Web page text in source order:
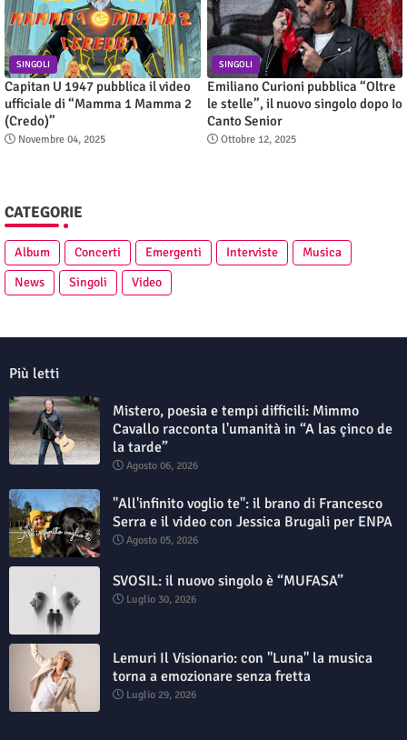
SINGOLI
Capitan U 1947 pubblica il video
ufficiale di “Mamma 1 Mamma 2
(Credo)”
Novembre 04, 2025
SINGOLI
Emiliano Curioni pubblica “Oltre
le stelle”, il nuovo singolo dopo Io
Canto Senior
Ottobre 12, 2025
CATEGORIE
Album Concerti Emergenti Interviste
Musica
News
Singoli Video
Più letti
Mistero, poesia e tempi difficili: Mimmo
Cavallo racconta l'umanità in “A las çinco de
la tarde”
Agosto 06, 2026
"All'infinito voglio te": il brano di Francesco
Serra e il video con Jessica Brugali per ENPA
Agosto 05, 2026
SVOSIL: il nuovo singolo è “MUFASA”
Luglio 30, 2026
Lemuri Il Visionario: con "Luna" la musica
torna a emozionare senza fretta
Luglio 29, 2026